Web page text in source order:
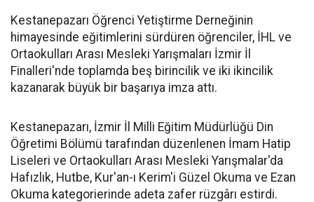
Kestanepazarı Öğrenci Yetiştirme Derneğinin
himayesinde eğitimlerini sürdüren öğrenciler, İHL ve
Ortaokulları Arası Mesleki Yarışmaları İzmir İl
Finalleri'nde toplamda beş birincilik ve iki ikincilik
kazanarak büyük bir başarıya imza attı.
Kestanepazarı, İzmir İl Milli Eğitim Müdürlüğü Din
Öğretimi Bölümü tarafından düzenlenen İmam Hatip
Liseleri ve Ortaokulları Arası Mesleki Yarışmalar'da
Hafızlık, Hutbe, Kur'an-ı Kerim'i Güzel Okuma ve Ezan
Okuma kategorierinde adeta zafer rüzgârı estirdi.